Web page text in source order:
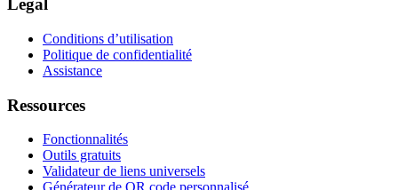
Légal
Conditions d’utilisation
Politique de confidentialité
Assistance
Ressources
Fonctionnalités
Outils gratuits
Validateur de liens universels